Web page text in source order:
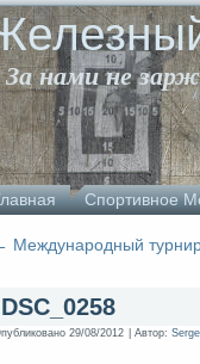
За нами не
Спортивное
Международный
DSC_0258
29/08/2012 Автор: